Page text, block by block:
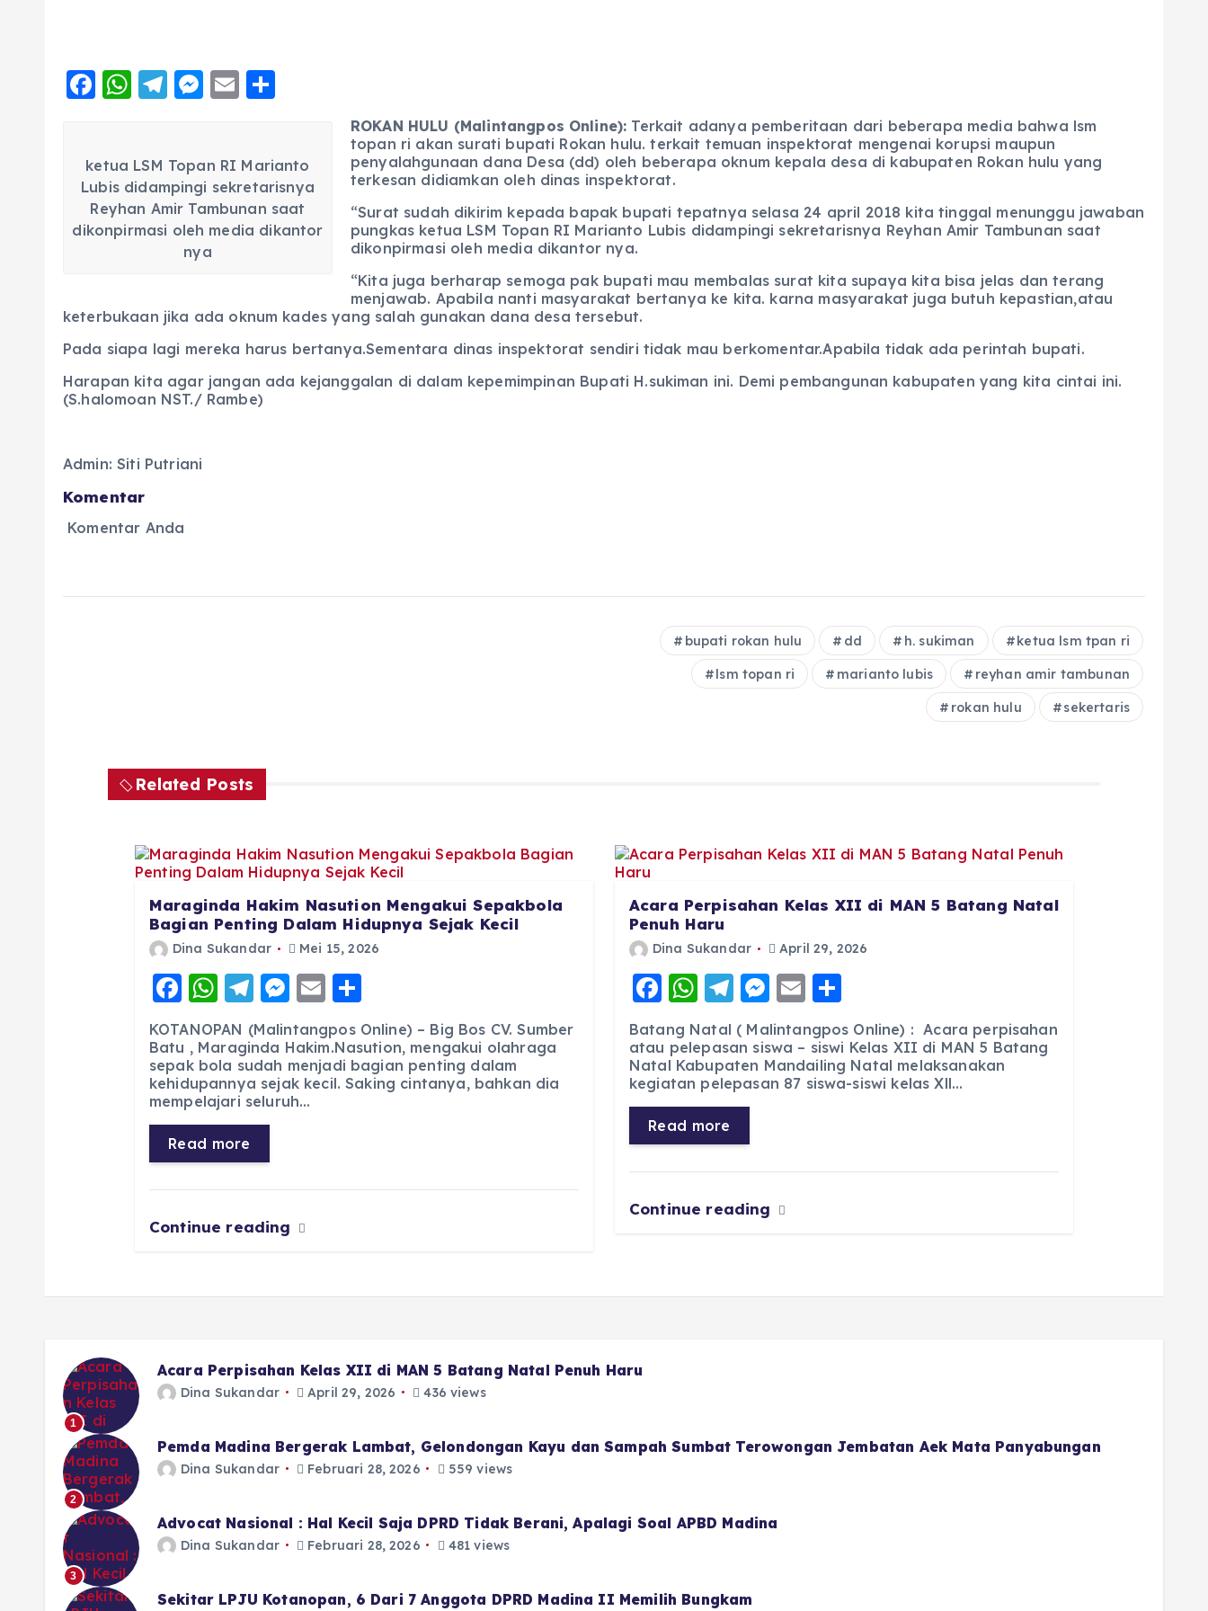
F
e
b
o
W
ts
A
p
T
g
r
a
m
M
e
n
g
er
E
l
re
ketua LSM Topan RI Marianto
Lubis didampingi sekretarisnya
Reyhan Amir Tambunan saat
dikonpirmasi oleh media dikantor
nya
ROKAN HULU (Malintangpos Online): Terkait adanya pemberitaan dari beberapa media bahwa lsm
topan ri akan surati bupati Rokan hulu. terkait temuan inspektorat mengenai korupsi maupun
penyalahgunaan dana Desa (dd) oleh beberapa oknum kepala desa di kabupaten Rokan hulu yang
terkesan didiamkan oleh dinas inspektorat.
“Surat sudah dikirim kepada bapak bupati tepatnya selasa 24 april 2018 kita tinggal menunggu jawaban
pungkas ketua LSM Topan RI Marianto Lubis didampingi sekretarisnya Reyhan Amir Tambunan saat
dikonpirmasi oleh media dikantor nya.
“Kita juga berharap semoga pak bupati mau membalas surat kita supaya kita bisa jelas dan terang
menjawab. Apabila nanti masyarakat bertanya ke kita. karna masyarakat juga butuh kepastian,atau
keterbukaan jika ada oknum kades yang salah gunakan dana desa tersebut.
Pada siapa lagi mereka harus bertanya.Sementara dinas inspektorat sendiri tidak mau berkomentar.Apabila tidak ada perintah bupati.
Harapan kita agar jangan ada kejanggalan di dalam kepemimpinan Bupati H.sukiman ini. Demi pembangunan kabupaten yang kita cintai ini.
(S.halomoan NST./ Rambe)
Admin: Siti Putriani
Komentar
Komentar Anda
bupati rokan hulu dd h. sukiman ketua lsm tpan ri
lsm topan ri marianto lubis reyhan amir tambunan
rokan hulu sekertaris
Related Posts
Maraginda Hakim Nasution Mengakui Sepakbola
Bagian Penting Dalam Hidupnya Sejak Kecil
Dina Sukandar Mei 15, 2026
F
a
c
e
b
o
o
k
W
h
a
ts
A
p
p
T
el
e
g
r
a
m
M
e
ss
e
n
E
ai
l
h
a
re
KOTANOPAN (Malintangpos Online) – Big Bos CV. Sumber
Batu , Maraginda Hakim.Nasution, mengakui olahraga
sepak bola sudah menjadi bagian penting dalam
kehidupannya sejak kecil. Saking cintanya, bahkan dia
mempelajari seluruh…
Read more
Continue reading
Acara Perpisahan Kelas XII di MAN 5 Batang Natal
Penuh Haru
Dina Sukandar April 29, 2026
F
c
e
b
o
W
h
a
ts
A
p
T
el
e
g
r
M
e
ss
e
E
ai
l
h
a
re
Batang Natal ( Malintangpos Online) : Acara perpisahan
atau pelepasan siswa – siswi Kelas XII di MAN 5 Batang
Natal Kabupaten Mandailing Natal melaksanakan
kegiatan pelepasan 87 siswa-siswi kelas Xll…
Read more
Continue reading
1
Acara Perpisahan Kelas XII di MAN 5 Batang Natal Penuh Haru
Dina Sukandar April 29, 2026 436 views
2
Pemda Madina Bergerak Lambat, Gelondongan Kayu dan Sampah Sumbat Terowongan Jembatan Aek Mata Panyabungan
Dina Sukandar Februari 28, 2026 559 views
3
Advocat Nasional : Hal Kecil Saja DPRD Tidak Berani, Apalagi Soal APBD Madina
Dina Sukandar Februari 28, 2026 481 views
Sekitar LPJU Kotanopan, 6 Dari 7 Anggota DPRD Madina II Memilih Bungkam